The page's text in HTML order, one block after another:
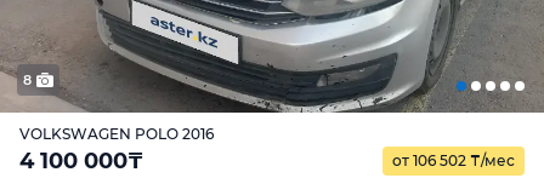
8
VOLKSWAGEN POLO 2016
4 100 000₸ от 106 502 ₸/мес